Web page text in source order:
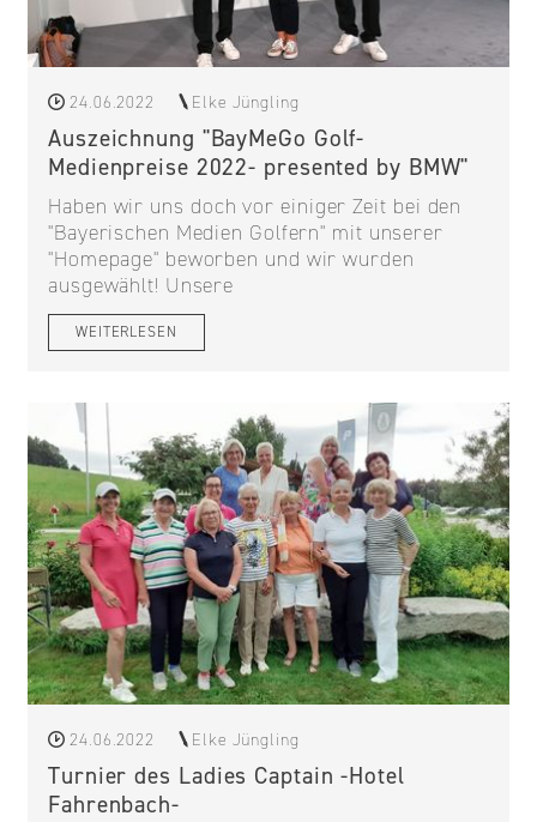
24.06.2022 Elke Jüngling
Auszeichnung "BayMeGo Golf-
Medienpreise 2022- presented by BMW"
Haben wir uns doch vor einiger Zeit bei den
"Bayerischen Medien Golfern" mit unserer
"Homepage" beworben und wir wurden
ausgewählt! Unsere
WEITERLESEN
24.06.2022 Elke Jüngling
Turnier des Ladies Captain -Hotel
Fahrenbach-